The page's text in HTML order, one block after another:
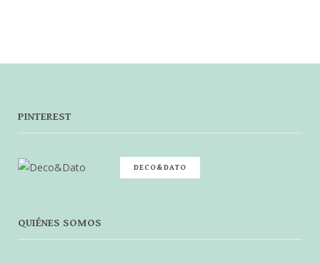
PINTEREST
DECO&DATO
QUIÉNES SOMOS